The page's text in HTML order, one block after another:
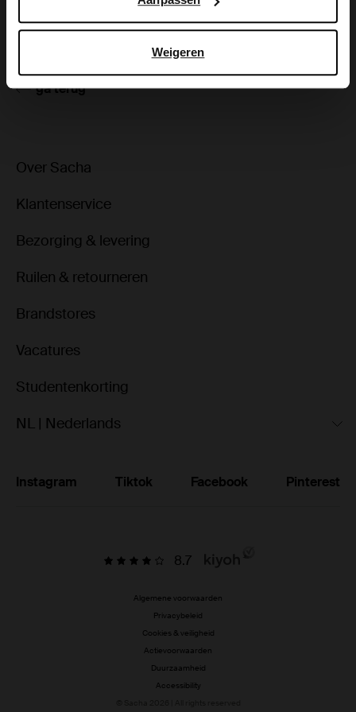
Weigeren
Bezorgen & retour
ga terug
Over Sacha
Klantenservice
Bezorging & levering
Ruilen & retourneren
Brandstores
Vacatures
Studentenkorting
NL | Nederlands
Instagram Tiktok Facebook Pinterest
8.7
Algemene voorwaarden
Privacybeleid
Cookies & veiligheid
Actievoorwaarden
Duurzaamheid
Accessibility